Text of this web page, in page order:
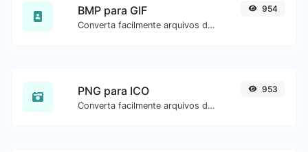
BMP para GIF
Converta facilmente arquivos de imagem BMP para GIF.
954
PNG para ICO
Converta facilmente arquivos de imagem PNG para ICO.
953